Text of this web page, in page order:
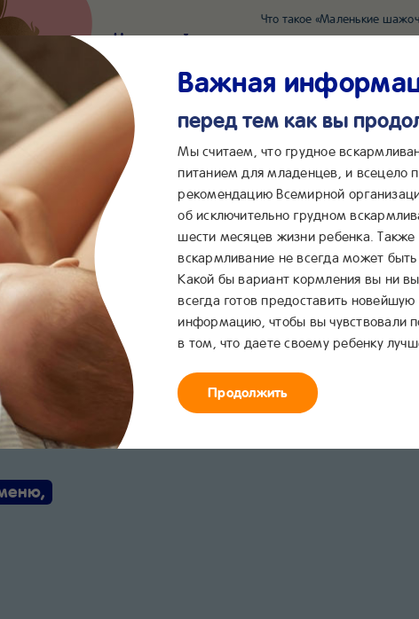
Что такое «Маленькие
Наш новый суперсервис для отслеживания
*2055 Сообщения в
Сервисы Бейбимания
Важная
перед тем как вы
Мы считаем, что грудное
питанием для младенцев, и всецело
рекомендацию Всемирной
об исключительно грудном
шести месяцев жизни ребенка.
вскармливание не всегда может
Какой бы вариант кормления вы ни
всегда готов предоставить
информацию, чтобы вы чувствовали
в том, что даете своему ребенку
Продолжить